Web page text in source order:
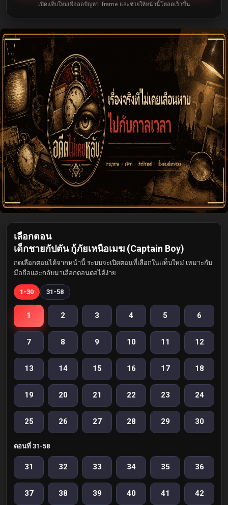
เปิดแท็บใหม่เพื่อลดปัญหา iframe และช่วยให้หน้านี้โหลดเร็วขึ้น
เลือกตอน
เด็กชายกัปตัน กู้ภัยเหนือเมฆ (Captain Boy)
กดเลือกตอนได้จากหน้านี้ ระบบจะเปิดตอนที่เลือกในแท็บใหม่ เหมาะกับ
มือถือและกลับมาเลือกตอนต่อได้ง่าย
1-30 31-58
1 2 3 4 5 6
7 8 9 10 11 12
13 14 15 16 17 18
19 20 21 22 23 24
25 26 27 28 29 30
ตอนที่ 31-58
31 32 33 34 35 36
37 38 39 40 41 42